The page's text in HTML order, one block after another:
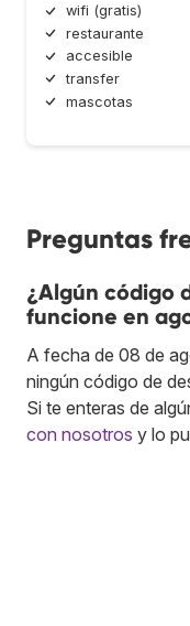
wifi (gratis)
restaurante
accesible
transfer
mascotas
Preguntas
¿Algún código
funcione en
A fecha de 08 de
ningún código de
Si te enteras de
con nosotros y lo